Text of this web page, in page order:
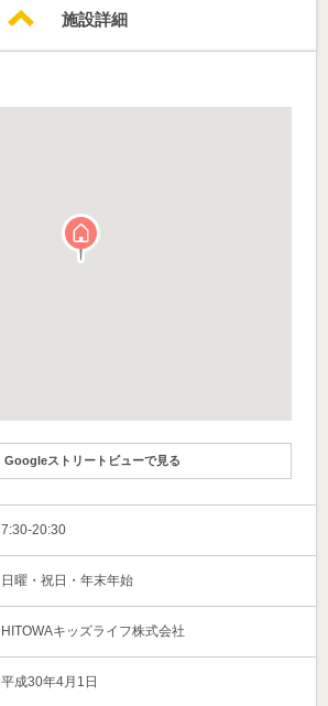
施設詳細
Googleストリートビューで見る
7:30-20:30
日曜・祝日・年末年始
HITOWAキッズライフ株式会社
平成30年4月1日